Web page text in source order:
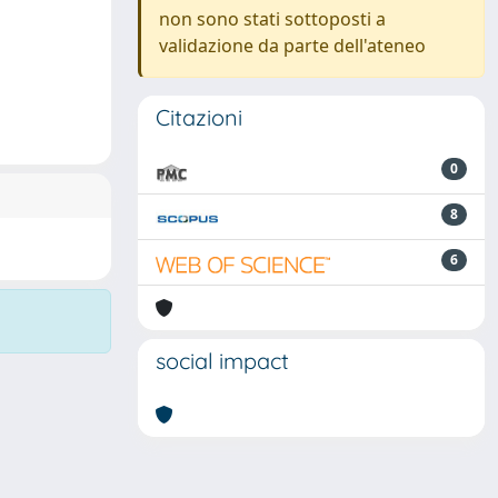
non sono stati sottoposti a
validazione da parte dell'ateneo
Citazioni
0
8
6
social impact